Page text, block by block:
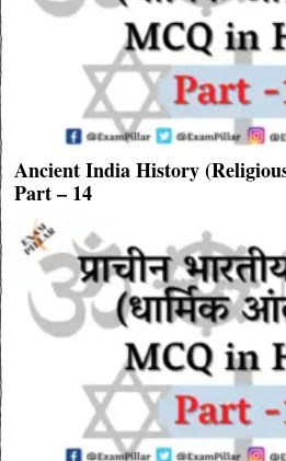
Ancient India History
Part – 14